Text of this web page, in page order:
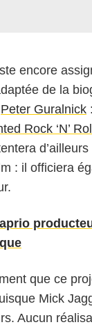
encore
de la
Peter Guralnick
Rock ‘N’
d’ailleurs
: il officiera
que ce
Mick
Aucun